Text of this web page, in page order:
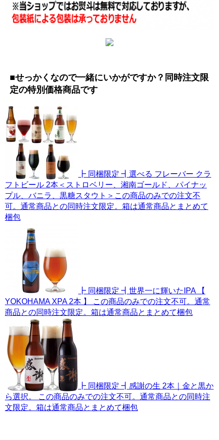
■せっかくなので一緒にいかがですか？同時注文限
定の特別価格商品です
┣ 同梱限定 ┫選べる フレーバー クラ
フトビール 2本＜ストロベリー、湘南ゴールド、パイナッ
プル、バニラ、黒糖スタウト＞この商品のみでの注文不
可。通常商品との同時注文限定。箱は通常商品とまとめて
梱包
┣ 同梱限定 ┫世界一に輝いたIPA 【
YOKOHAMA XPA 2本 】 この商品のみでの注文不可。通常
商品との同時注文限定。箱は通常商品とまとめて梱包
┣ 同梱限定 ┫感謝の生 2本｜金と黒か
ら選択。 この商品のみでの注文不可。通常商品との同時注
文限定。箱は通常商品とまとめて梱包